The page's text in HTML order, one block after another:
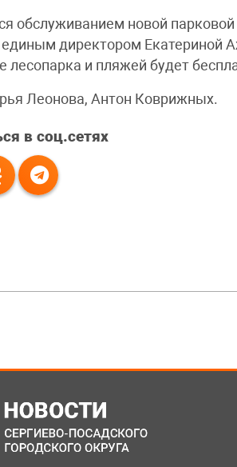
обслуживанием новой
единым директором Екатериной
лесопарка и пляжей будет
Леонова, Антон Коврижных.
в соц.сетях